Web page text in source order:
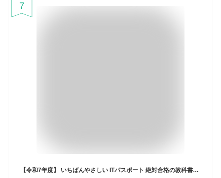
7
【令和7年度】 いちばんやさしい ITパスポート 絶対合格の教科書＋出る順問題集 （絶対合格の教科書シリーズ） [ 高橋 京介 ]